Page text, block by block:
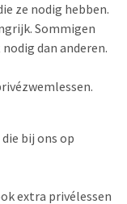
ze nodig hebben.
Sommigen
dan anderen.
bij ons op
extra privélessen